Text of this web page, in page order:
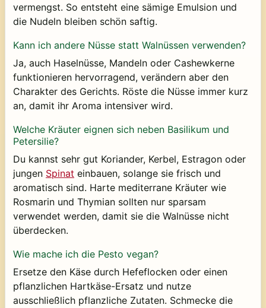
vermengst. So entsteht eine sämige Emulsion und
die Nudeln bleiben schön saftig.
Kann ich andere Nüsse statt Walnüssen verwenden?
Ja, auch Haselnüsse, Mandeln oder Cashewkerne
funktionieren hervorragend, verändern aber den
Charakter des Gerichts. Röste die Nüsse immer kurz
an, damit ihr Aroma intensiver wird.
Welche Kräuter eignen sich neben Basilikum und
Petersilie?
Du kannst sehr gut Koriander, Kerbel, Estragon oder
jungen Spinat einbauen, solange sie frisch und
aromatisch sind. Harte mediterrane Kräuter wie
Rosmarin und Thymian sollten nur sparsam
verwendet werden, damit sie die Walnüsse nicht
überdecken.
Wie mache ich die Pesto vegan?
Ersetze den Käse durch Hefeflocken oder einen
pflanzlichen Hartkäse-Ersatz und nutze
ausschließlich pflanzliche Zutaten. Schmecke die